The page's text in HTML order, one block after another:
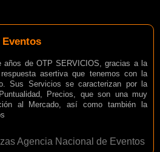
años de OTP SERVICIOS, gracias a la
asertiva que tenemos con la
Sus Servicios se caracterizan por la
Precios, que son una muy
al Mercado, así como también la
Agencia Nacional de Eventos